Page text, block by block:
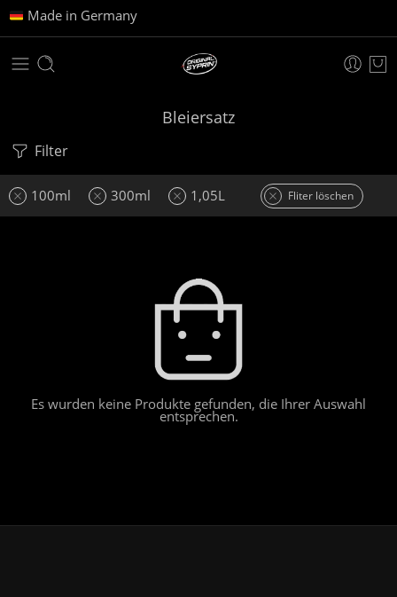
Made in Germany
Bleiersatz
Filter
100ml 300ml 1,05L Fliter löschen
Es wurden keine Produkte gefunden, die Ihrer Auswahl
entsprechen.